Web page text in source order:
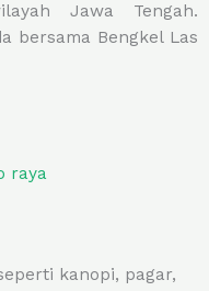
Jawa Tengah.
bersama Bengkel Las
kanopi, pagar,